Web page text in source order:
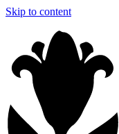
Skip to content